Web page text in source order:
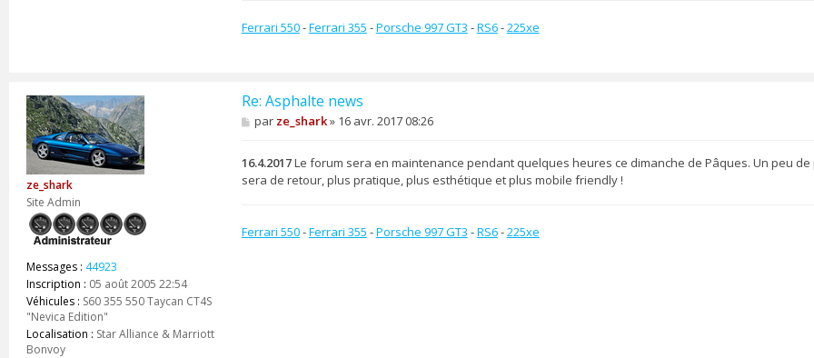
Ferrari 550-Ferrari 355 -Porsche 997 GT3 -RS6-225xe
ze_shark
Site Admin
Messages : 44923
Inscription : 05 août 2005 22:54
Véhicules : S60 355 550 Taycan CT4S
"Nevica Edition"
Localisation : Star Alliance & Marriott
Bonvoy
Re: Asphalte news
M
e
s
a
g
par ze_shark» 16 avr. 2017 08:26
16.4.2017Le forum sera en maintenance pendant quelques heures ce dimanche de Pâques. Un peu
sera de retour, plus pratique, plus esthétique et plus mobile friendly !
Ferrari 550-Ferrari 355 -Porsche 997 GT3 -RS6-225xe